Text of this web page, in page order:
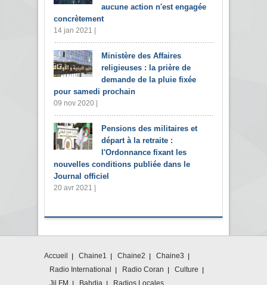
aucune action n'est engagée
concrètement
14 jan 2021 |
Ministère des Affaires
religieuses : la prière de
demande de la pluie fixée
pour samedi prochain
09 nov 2020 |
Pensions des militaires et
départ à la retraite :
l'Ordonnance fixant les
nouvelles conditions publiée dans le
Journal officiel
20 avr 2021 |
Accueil Chaine1 Chaine2
Chaine3
Radio International
Radio Coran
Culture
Jil FM
Bahdja Radios Locales